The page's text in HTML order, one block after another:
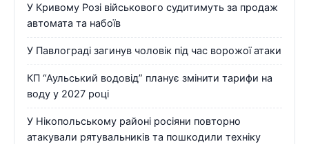
У Кривому Розі військового судитимуть за продаж
автомата та набоїв
У Павлограді загинув чоловік під час ворожої атаки
КП “Аульський водовід” планує змінити тарифи на
воду у 2027 році
У Нікопольському районі росіяни повторно
атакували рятувальників та пошкодили техніку